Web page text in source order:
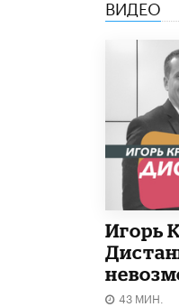
ВИДЕО
Игорь
43 МИН.